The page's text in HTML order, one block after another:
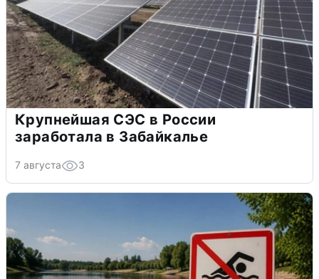
Крупнейшая СЭС в России
заработала в Забайкалье
7 августа 3